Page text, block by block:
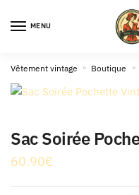
MENU
Vêtement vintage » Boutique »
Sac Soirée
60.90€